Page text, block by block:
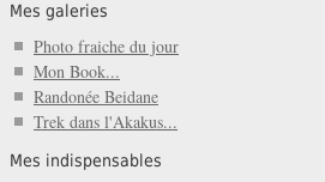
Mes galeries
Photo fraiche du jour
Mon Book...
Randonée Beidane
Trek dans l'Akakus...
Mes indispensables